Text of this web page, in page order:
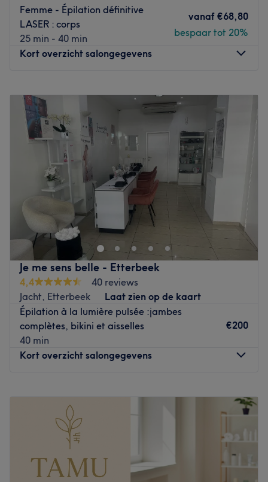
Go to venue
Femme - Épilation définitive
LASER : corps
25 min - 40 min
vanaf €68,80
bespaar tot 20%
Kort overzicht salongegevens
Dinsdag
09:00
18:00
Woensdag
14:00
Donderdag
09:00– 18:00
Vrijdag
09:00–
18:00
Zaterdag
09:00 –15:00
Zondag
Gesloten
Situé à Jette, La Vie est Belle est un institut beauté à
deux pas de l’arrêt de tram Lenoir.
Vous êtes accueilli dans un endroit à l’ambiance zen et à
la décoration raffinée. Mélanie, votre esthéticienne
passionnée et très professionnelle, est à votre écoute et
vous propose le meilleur des soins esthétiques.
Des superbes ongles, des cils XXL, un visage radieux, de
beaux pieds, une peau douce ou encore un moment de
détente ? Vous êtes ici à la bonne adresse. On
chouchoute votre corps et on lui redonne toute sa beauté.
Je me sens belle - Etterbeek
4,4
40 reviews
Jacht, Etterbeek
Laat zien op de kaart
Épilation à la lumière pulsée :jambes
complètes, bikini et aisselles
40 min
€200
Kort overzicht salongegevens
Woensdag
19:00
Donderdag
19:00
19:00
Zaterdag
19:00
Zondag